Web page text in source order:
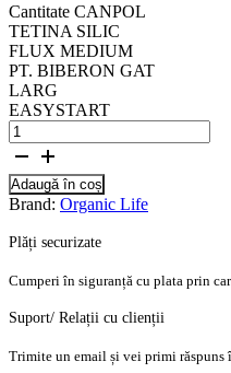
Cantitate CANPOL
TETINA SILIC
FLUX MEDIUM
PT. BIBERON GAT
LARG
EASYSTART
Adaugă în coș
Brand: Organic Life
Plăți securizate
Cumperi în siguranță cu plata prin
Suport/ Relații cu clienții
Trimite un email și vei primi răspuns